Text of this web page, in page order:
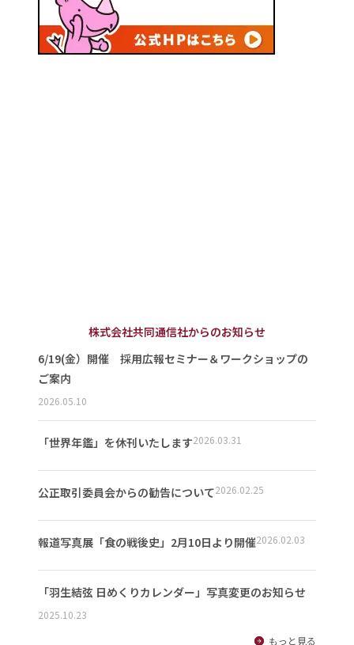
株式会社共同通信社からのお知らせ
6/19(金）開催 採用広報セミナー＆ワークショップの
ご案内
2026.05.10
「世界年鑑」を休刊いたします2026.03.31
公正取引委員会からの勧告について2026.02.25
報道写真展「食の戦後史」2月10日より開催2026.02.03
「羽生結弦 日めくりカレンダー」写真変更のお知らせ
2025.10.23
もっと見る